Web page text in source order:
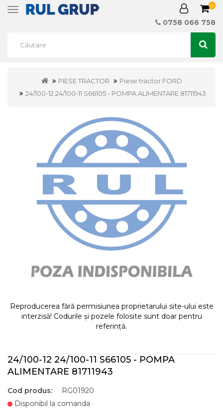
Toggle
0
0758 066 758
PIESE TRACTOR
Piese tractor FORD
24/100-12 24/100-11 S66105 - POMPA ALIMENTARE 81711943
Reproducerea fără permisiunea proprietarului site-ului este
interzisă! Codurile și pozele folosite sunt doar pentru
referință.
24/100-12 24/100-11 S66105 - POMPA
ALIMENTARE 81711943
Cod produs:
RG01920
Disponibil la comanda